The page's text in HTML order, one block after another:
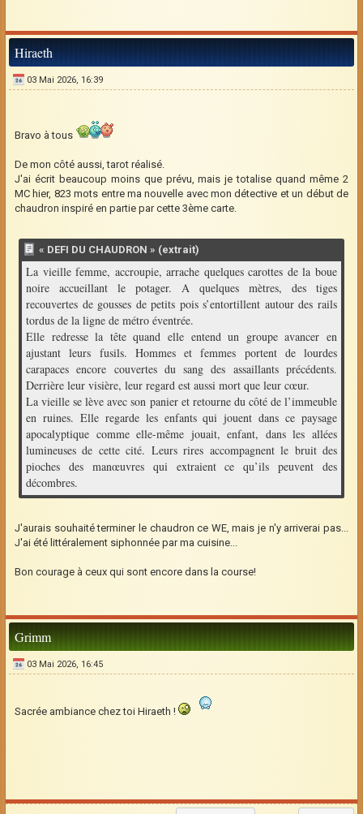
Hiraeth
03 Mai 2026, 16:39
Bravo à tous
De mon côté aussi, tarot réalisé.
J'ai écrit beaucoup moins que prévu, mais je totalise quand même 2
MC hier, 823 mots entre ma nouvelle avec mon détective et un début de
chaudron inspiré en partie par cette 3ème carte.
« DEFI DU CHAUDRON » (extrait)
La vieille femme, accroupie, arrache quelques carottes de la boue
noire accueillant le potager. A quelques mètres, des tiges
recouvertes de gousses de petits pois s’entortillent autour des rails
tordus de la ligne de métro éventrée.
Elle redresse la tête quand elle entend un groupe avancer en
ajustant leurs fusils. Hommes et femmes portent de lourdes
carapaces encore couvertes du sang des assaillants précédents.
Derrière leur visière, leur regard est aussi mort que leur cœur.
La vieille se lève avec son panier et retourne du côté de l’immeuble
en ruines. Elle regarde les enfants qui jouent dans ce paysage
apocalyptique comme elle-même jouait, enfant, dans les allées
lumineuses de cette cité. Leurs rires accompagnent le bruit des
pioches des manœuvres qui extraient ce qu’ils peuvent des
décombres.
J'aurais souhaité terminer le chaudron ce WE, mais je n'y arriverai pas...
J'ai été littéralement siphonnée par ma cuisine...
Bon courage à ceux qui sont encore dans la course!
Grimm
03 Mai 2026, 16:45
Sacrée ambiance chez toi Hiraeth !